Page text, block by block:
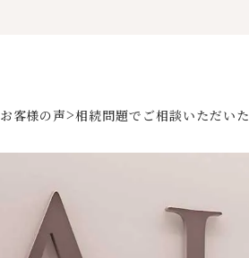
お客様の声>相続問題でご相談いただいた